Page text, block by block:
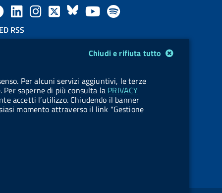
Chiudi e rifiuta tutto
Per alcuni servizi aggiuntivi, le terze
saperne di più consulta la PRIVACY
accetti l’utilizzo. Chiudendo il banner
momento attraverso il link "Gestione
F
a
b
o
L
e
d
l
.
X
B
s
k
Y
u
u
b
l
b
l
.
RSS
e
d
cookie